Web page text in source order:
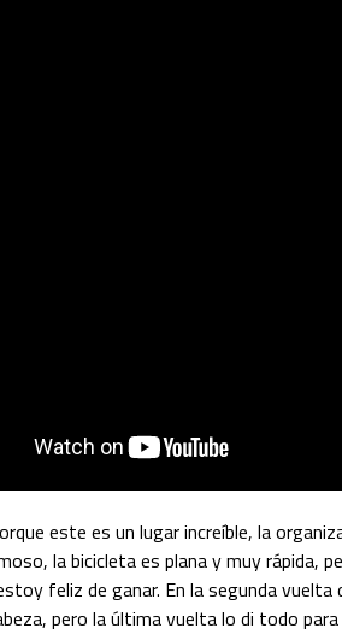
este es un lugar increíble, la
la bicicleta es plana y muy rápida,
feliz de ganar. En la segunda
pero la última vuelta lo di todo para